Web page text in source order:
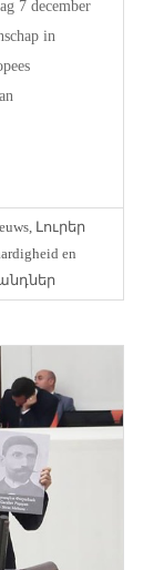
7 december
in
, Լուրեր
en